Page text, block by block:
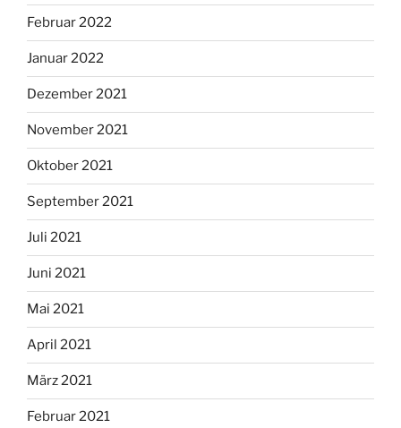
Februar 2022
Januar 2022
Dezember 2021
November 2021
Oktober 2021
September 2021
Juli 2021
Juni 2021
Mai 2021
April 2021
März 2021
Februar 2021